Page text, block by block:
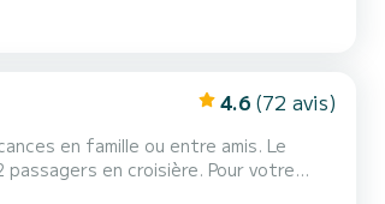
4.6 (72 avis)
en famille ou entre amis. Le
en croisière. Pour votre